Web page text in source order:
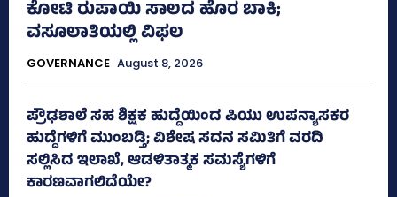
ಕೋಟಿ ರುಪಾಯಿ ಸಾಲದ ಹೊರ ಬಾಕಿ;
ವಸೂಲಾತಿಯಲ್ಲಿ ವಿಫಲ
GOVERNANCE August 8, 2026
ಪ್ರೌಢಶಾಲೆ ಸಹ ಶಿಕ್ಷಕ ಹುದ್ದೆಯಿಂದ ಪಿಯು ಉಪನ್ಯಾಸಕರ
ಹುದ್ದೆಗಳಿಗೆ ಮುಂಬಡ್ತಿ; ವಿಶೇಷ ಸದನ ಸಮಿತಿಗೆ ವರದಿ
ಸಲ್ಲಿಸಿದ ಇಲಾಖೆ, ಆಡಳಿತಾತ್ಮಕ ಸಮಸ್ಯೆಗಳಿಗೆ
ಕಾರಣವಾಗಲಿದೆಯೇ?